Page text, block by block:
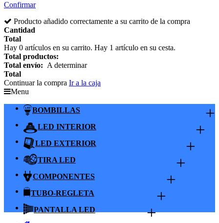
Confirmar
Producto añadido correctamente a su carrito de la compra
Cantidad
Total
Hay 0 artículos en su carrito. Hay 1 artículo en su cesta.
Total productos:
Total envío: A determinar
Total
Continuar la compra Ir a la caja
Menu
BOMBILLAS +
LED INTERIOR +
LED EXTERIOR +
TIRA LED +
COMPONENTES +
TUBO-REGLETA +
PANTALLA LED +